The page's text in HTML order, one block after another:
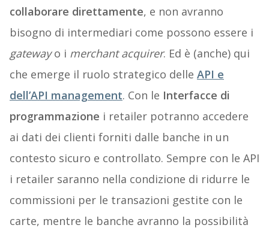
collaborare direttamente, e non avranno
bisogno di intermediari come possono essere i
gatewayo i merchant acquirer. Ed è (anche) qui
che emerge il ruolo strategico delle API e
dell’API management. Con le Interfacce di
programmazione i retailer potranno accedere
ai dati dei clienti forniti dalle banche in un
contesto sicuro e controllato. Sempre con le API
i retailer saranno nella condizione di ridurre le
commissioni per le transazioni gestite con le
carte, mentre le banche avranno la possibilità